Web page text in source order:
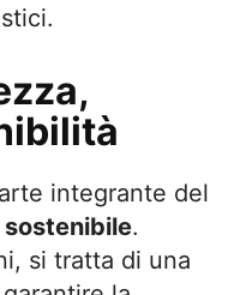
integrante del
.
si tratta di una